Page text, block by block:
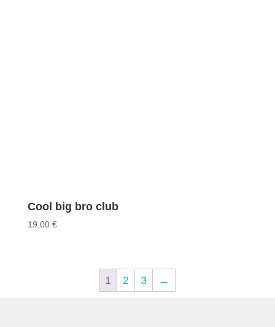
Cool big bro club
19,00 €
1 2 3 →